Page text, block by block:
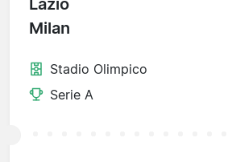
Lazio
Milan
Stadio Olimpico
Serie A